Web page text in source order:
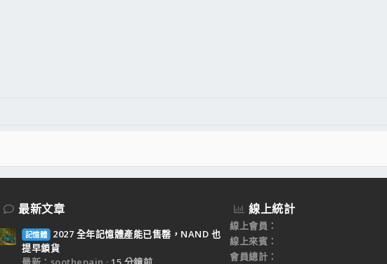
最新文章
記憶體
2027 全年記憶體產能已售罄，NAND 也
提早鎖貨
線上統計
線上會員
線上來賓
會員總計